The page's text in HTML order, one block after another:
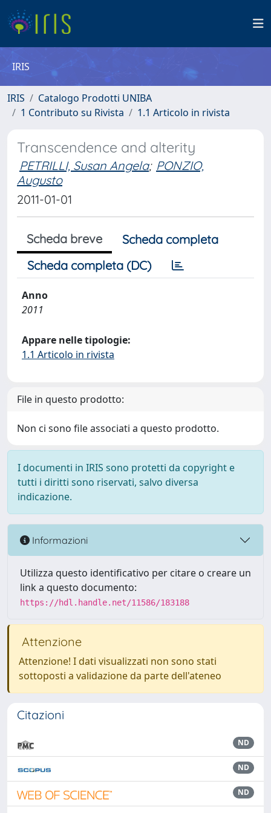
IRIS
IRIS
Catalogo Prodotti UNIBA
1 Contributo su Rivista
1.1 Articolo in rivista
Transcendence and alterity
PETRILLI, Susan Angela; PONZIO,
Augusto
2011-01-01
Scheda breve
Scheda completa
Scheda completa (DC)
Anno
2011
Appare nelle tipologie:
1.1 Articolo in rivista
File in questo prodotto:
Non ci sono file associati a questo prodotto.
I documenti in IRIS sono protetti da copyright e
tutti i diritti sono riservati, salvo diversa
indicazione.
Informazioni
Utilizza questo identificativo per citare o creare un
link a questo documento:
https://hdl.handle.net/11586/183188
Attenzione
Attenzione! I dati visualizzati non sono stati
sottoposti a validazione da parte dell'ateneo
Citazioni
ND
ND
ND